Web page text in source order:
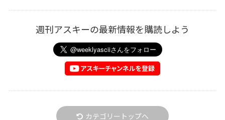
週刊アスキーの最新情報を購読しよう
カテゴリートップへ